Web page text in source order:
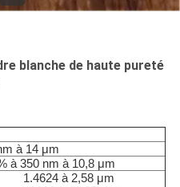
blanche de haute pureté
à 14 μm
à 350 nm à 10,8 μm
1.4624 à 2,58 μm